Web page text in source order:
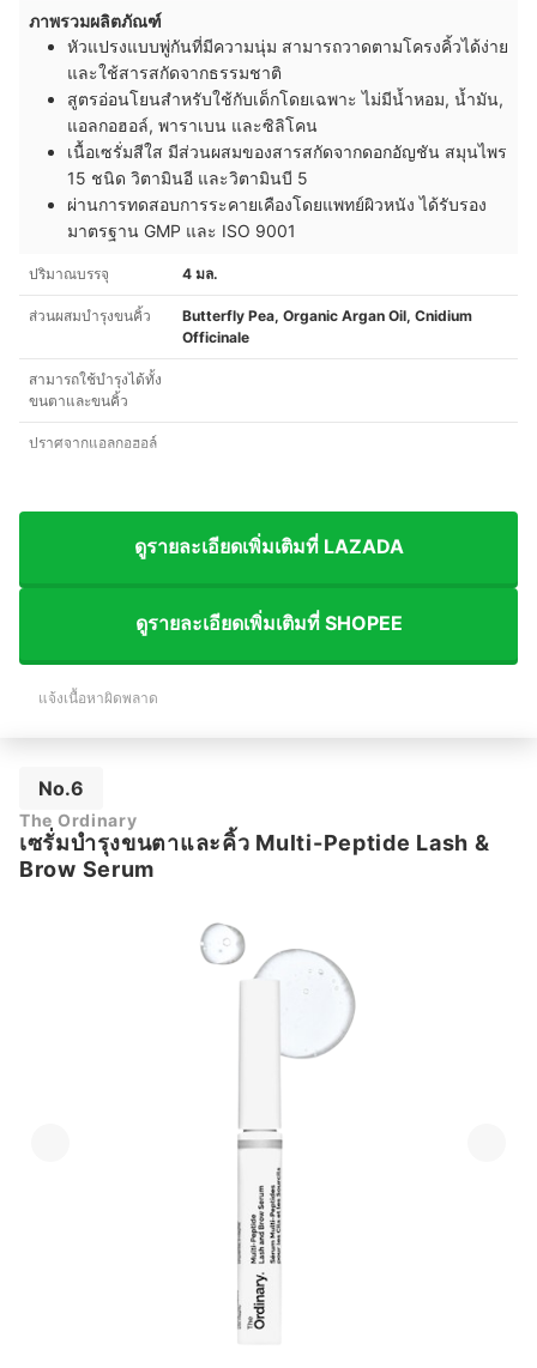
ภาพรวมผลิตภัณฑ์
หัวแปรงแบบพู่กันที่มีความนุ่ม สามารถวาดตามโครงคิ้วได้ง่าย
และใช้สารสกัดจากธรรมชาติ
สูตรอ่อนโยนสำหรับใช้กับเด็กโดยเฉพาะไม่มีน้ำหอม, น้ำมัน,
แอลกอฮอล์, พาราเบน และซิลิโคน
เนื้อเซรั่มสีใส มีส่วนผสมของสารสกัดจากดอกอัญชัน สมุนไพร
15 ชนิด วิตามินอี และวิตามินบี 5
ผ่านการทดสอบการระคายเคืองโดยแพทย์ผิวหนัง ได้รับรอง
มาตรฐาน GMP และ ISO 9001
ปริมาณบรรจุ 4 มล.
ส่วนผสมบำรุงขนคิ้ว
Butterfly Pea, Organic Argan Oil, Cnidium
Officinale
สามารถใช้บำรุงได้ทั้ง
ขนตาและขนคิ้ว
ปราศจากแอลกอฮอล์
ดูรายละเอียดเพิ่มเติมที่ LAZADA
ดูรายละเอียดเพิ่มเติมที่ SHOPEE
แจ้งเนื้อหาผิดพลาด
No.6
The Ordinary
เซรั่มบำรุงขนตาและคิ้ว Multi-Peptide Lash &
Brow Serum